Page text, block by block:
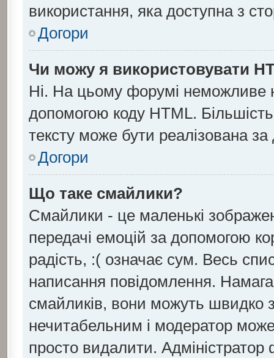
використання, яка доступна з
Догори
Чи можу я використовувати
Ні. На цьому форумі неможливе
допомогою коду HTML.
тексту може бути реалізована
Догори
Що таке смайлики?
Смайлики - це маленькі
передачі емоцій за допомогою
радість, :( означає сум. Весь
написання повідомлення.
смайликів, вони можуть швидко
нечитабельним і модератор
просто видалити.